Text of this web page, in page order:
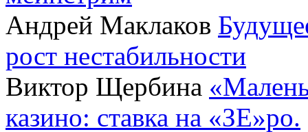
Андрей Маклаков
рост нестабильности
Виктор Щербина
казино: ставка на «ЗЕ»ро.